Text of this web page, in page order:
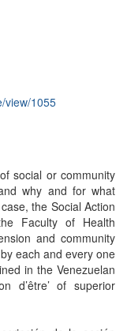
view/1055
social or community
why and for what
the Social Action
Faculty of Health
and community
each and every one
in the Venezuelan
d’être’ of superior